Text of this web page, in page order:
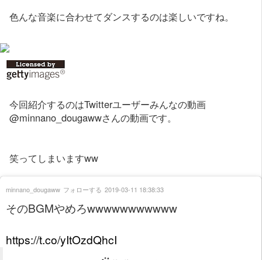
色んな音楽に合わせてダンスするのは楽しいですね。
今回紹介するのはTwitterユーザーみんなの動画
@minnano_dougawwさんの動画です。
笑ってしまいますww
そのBGMやめろwwwwwwwwwww
https://t.co/yItOzdQhcI
minnano_dougaww フォローする 2019-03-11 18:38:33